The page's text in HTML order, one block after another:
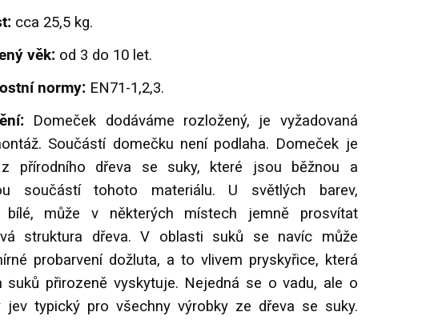
cca 25,5 kg.
věk: od 3 do 10 let.
normy: EN71-1,2,3.
Domeček dodáváme rozložený, je vyžadovaná
Součástí domečku není podlaha. Domeček je
z přírodního dřeva se suky, které jsou běžnou a
součástí tohoto materiálu. U světlých barev,
bílé, může v některých místech jemně prosvítat
struktura dřeva. V oblasti suků se navíc může
probarvení dožluta, a to vlivem pryskyřice, která
suků přirozeně vyskytuje. Nejedná se o vadu, ale o
jev typický pro všechny výrobky ze dřeva se suky.